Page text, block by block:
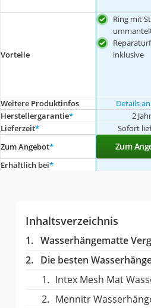
Vorteile
Ring mit
inklusive
Weitere Produktinfos Details
Herstellergarantie* 2
Lieferzeit* Sofort
Zum Angebot* Zum
Erhältlich bei*
Inhaltsverzeichnis
Wasserhängematte
Die besten
Intex Mesh Mat
Mennitr